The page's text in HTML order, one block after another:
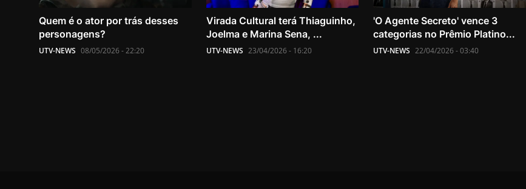
Quem é o ator por trás desses
personagens?
UTV-NEWS 08/05/2026 - 22:20
Virada Cultural terá Thiaguinho,
Joelma e Marina Sena, ...
UTV-NEWS 23/04/2026 - 16:20
'O Agente Secreto' vence 3
categorias no Prêmio Platino...
UTV-NEWS 22/04/2026 - 03:40